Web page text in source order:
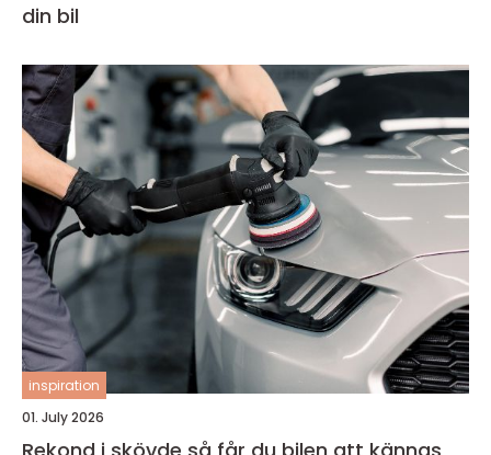
din bil
inspiration
01. July 2026